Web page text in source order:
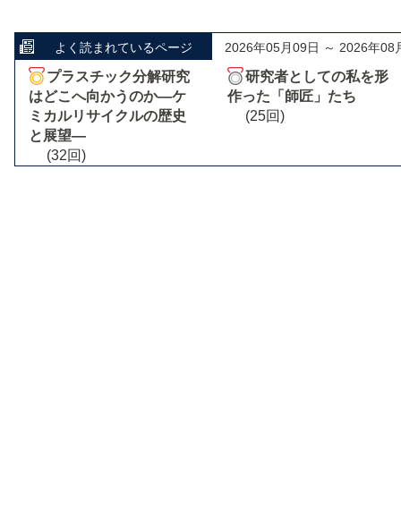
よく読まれているページ 2026年05月09日 ～ 2026年08
プラスチック分解研究
はどこへ向かうのか―ケ
ミカルリサイクルの歴史
と展望―
(32回)
研究者としての私を形
作った「師匠」たち
(25回)